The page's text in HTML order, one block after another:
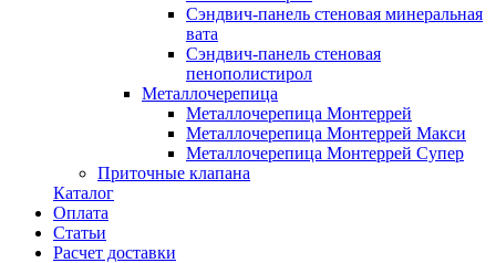
Сэндвич-панель стеновая минеральная
вата
Сэндвич-панель стеновая
пенополистирол
Металлочерепица
Металлочерепица Монтеррей
Металлочерепица Монтеррей Макси
Металлочерепица Монтеррей Супер
Приточные клапана
Каталог
Оплата
Статьи
Расчет доставки